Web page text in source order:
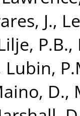
J.,
P.B.,
Lubin,
D.,